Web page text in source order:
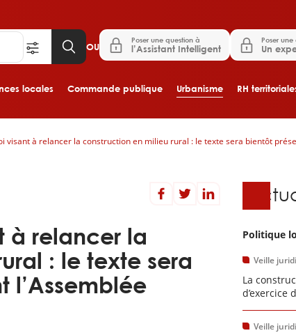
Aller au contenu principal
locales Commande publique Urbanisme RH
OU
Poser une question à
l’Assistant Intelligent
Poser une
Un
visant à relancer la construction en milieu rural : le texte sera bientôt
à relancer la
: le texte sera
l’Assemblée
Politique
Veille
La
Veille